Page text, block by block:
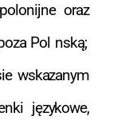
oraz
Pol nską;
wskazanym
językowe,